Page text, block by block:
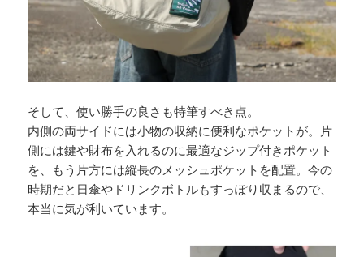
そして、使い勝手の良さも特筆すべき点。
内側の両サイドには小物の収納に便利なポケットが。片
側には鍵や財布を入れるのに最適なジップ付きポケット
を、もう片方には縦長のメッシュポケットを配置。今の
時期だと日傘やドリンクボトルもすっぽり収まるので、
本当に気が利いています。